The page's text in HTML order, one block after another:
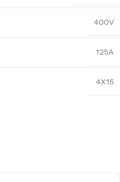
400V
125A
4X15